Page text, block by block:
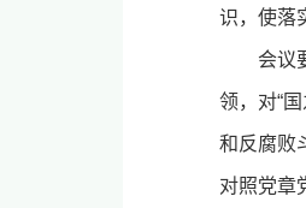
识，使落
会议
领，对“
和反腐败
对照党章